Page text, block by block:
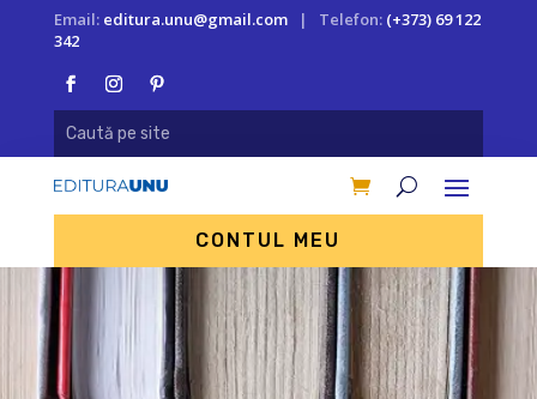
Email: editura.unu@gmail.com| Telefon: (+373) 69 122
342
CONTUL MEU